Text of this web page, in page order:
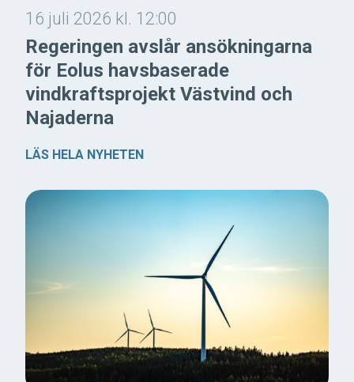
16 juli 2026 kl. 12:00
Regeringen avslår ansökningarna
för Eolus havsbaserade
vindkraftsprojekt Västvind och
Najaderna
LÄS HELA NYHETEN